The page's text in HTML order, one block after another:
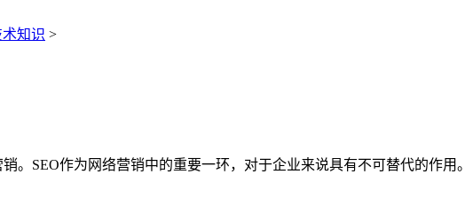
知识 >
。SEO作为网络营销中的重要一环，对于企业来说具有不可替代的作